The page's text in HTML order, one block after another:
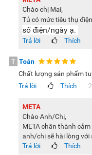
quay của quạt và máy
đặn, êm ái, mang lại
êm ái mà vẫn tiết kiệm
Bảng điều khiển dạng
Cách sử dụng tủ lạnh
rất đơn giản. Mỗi ngăn
khiển riêng để tùy chỉnh
Chào chị Mai,
Tủ có mức tiêu thụ
số điện/ngày ạ.
Trả lời Thích
T Toán
Chất lượng sản phẩm
Trả lời
Thích
META
Chào Anh/Chị,
META chân thành
anh/chị sẽ hài lòng với
Trả lời
Thích